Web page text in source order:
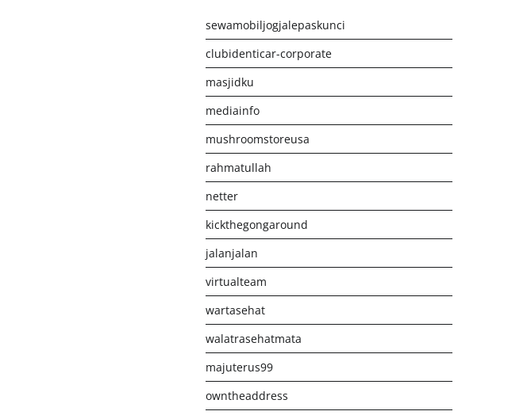
sewamobiljogjalepaskunci
clubidenticar-corporate
masjidku
mediainfo
mushroomstoreusa
rahmatullah
netter
kickthegongaround
jalanjalan
virtualteam
wartasehat
walatrasehatmata
majuterus99
owntheaddress